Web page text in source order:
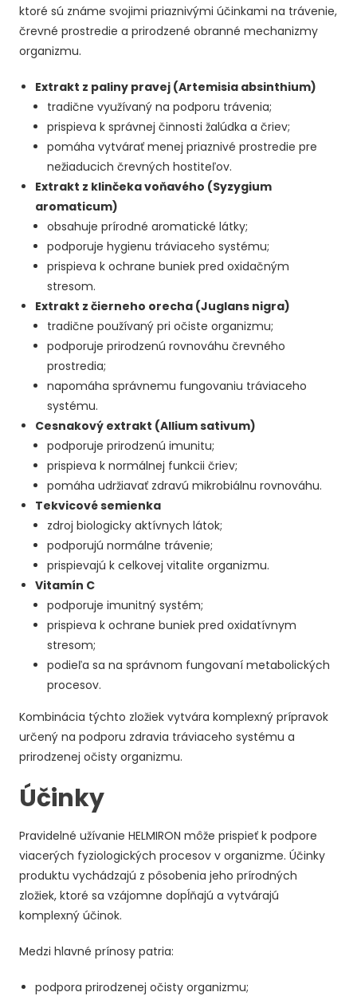
ktoré sú známe svojimi priaznivými účinkami na trávenie,
črevné prostredie a prirodzené obranné mechanizmy
organizmu.
Extrakt z paliny pravej (Artemisia absinthium)
tradične využívaný na podporu trávenia;
prispieva k správnej činnosti žalúdka a čriev;
pomáha vytvárať menej priaznivé prostredie pre
nežiaducich črevných hostiteľov.
Extrakt z klinčeka voňavého (Syzygium
aromaticum)
obsahuje prírodné aromatické látky;
podporuje hygienu tráviaceho systému;
prispieva k ochrane buniek pred oxidačným
stresom.
Extrakt z čierneho orecha (Juglans nigra)
tradične používaný pri očiste organizmu;
podporuje prirodzenú rovnováhu črevného
prostredia;
napomáha správnemu fungovaniu tráviaceho
systému.
Cesnakový extrakt (Allium sativum)
podporuje prirodzenú imunitu;
prispieva k normálnej funkcii čriev;
pomáha udržiavať zdravú mikrobiálnu rovnováhu.
Tekvicové semienka
zdroj biologicky aktívnych látok;
podporujú normálne trávenie;
prispievajú k celkovej vitalite organizmu.
Vitamín C
podporuje imunitný systém;
prispieva k ochrane buniek pred oxidatívnym
stresom;
podieľa sa na správnom fungovaní metabolických
procesov.
Kombinácia týchto zložiek vytvára komplexný prípravok
určený na podporu zdravia tráviaceho systému a
prirodzenej očisty organizmu.
Účinky
Pravidelné užívanie HELMIRON môže prispieť k podpore
viacerých fyziologických procesov v organizme. Účinky
produktu vychádzajú z pôsobenia jeho prírodných
zložiek, ktoré sa vzájomne dopĺňajú a vytvárajú
komplexný účinok.
Medzi hlavné prínosy patria:
podpora prirodzenej očisty organizmu;